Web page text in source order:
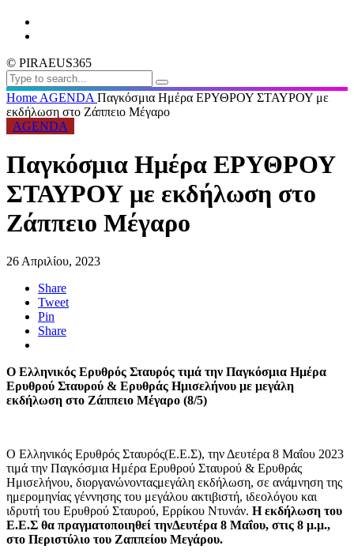
© PIRAEUS365
Home AGENDA Παγκόσμια Ημέρα ΕΡΥΘΡΟΥ ΣΤΑΥΡΟΥ με
εκδήλωση στο Ζάππειο Μέγαρο
AGENDA
Παγκόσμια Ημέρα ΕΡΥΘΡΟΥ
ΣΤΑΥΡΟΥ με εκδήλωση στο
Ζάππειο Μέγαρο
26 Απριλίου, 2023
Share
Tweet
Pin
Share
Ο Ελληνικός Ερυθρός Σταυρός τιμά την Παγκόσμια Ημέρα
Ερυθρού Σταυρού & Ερυθράς Ημισελήνου με μεγάλη
εκδήλωση στο Ζάππειο Μέγαρο (8/5)
Ο Ελληνικός Ερυθρός Σταυρός(Ε.Ε.Σ), την Δευτέρα 8 Μαΐου 2023
τιμά την Παγκόσμια Ημέρα Ερυθρού Σταυρού & Ερυθράς
Ημισελήνου, διοργανώνονταςμεγάλη εκδήλωση, σε ανάμνηση της
ημερομηνίας γέννησης του μεγάλου ακτιβιστή, ιδεολόγου και
ιδρυτή του Ερυθρού Σταυρού, Ερρίκου Ντυνάν. Η εκδήλωση του
Ε.Ε.Σ θα πραγματοποιηθεί τηνΔευτέρα 8 Μαΐου, στις 8 μ.μ.,
στο Περιστύλιο του Ζαππείου Μεγάρου.